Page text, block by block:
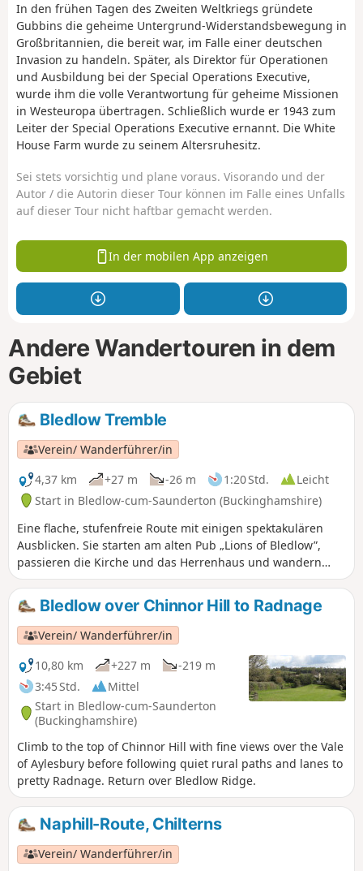
In den frühen Tagen des Zweiten Weltkriegs gründete
Gubbins die geheime Untergrund-Widerstandsbewegung in
Großbritannien, die bereit war, im Falle einer deutschen
Invasion zu handeln. Später, als Direktor für Operationen
und Ausbildung bei der Special Operations Executive,
wurde ihm die volle Verantwortung für geheime Missionen
in Westeuropa übertragen. Schließlich wurde er 1943 zum
Leiter der Special Operations Executive ernannt. Die White
House Farm wurde zu seinem Altersruhesitz.
Sei stets vorsichtig und plane voraus. Visorando und der
Autor / die Autorin dieser Tour können im Falle eines Unfalls
auf dieser Tour nicht haftbar gemacht werden.
In der mobilen App anzeigen
Andere Wandertouren in dem
Gebiet
Bledlow Tremble
Verein/ Wanderführer/in
4,37 km
+27 m -26 m 1:20 Std.
Leicht
Start in Bledlow-cum-Saunderton (Buckinghamshire)
Eine flache, stufenfreie Route mit einigen spektakulären
Ausblicken. Sie starten am alten Pub „Lions of Bledlow”,
passieren die Kirche und das Herrenhaus und wandern
dann auf Landstraßen und Wegen. Auf dem Rückweg nach
Bledlow können Sie den Lyde Garden besuchen.
Bledlow over Chinnor Hill to Radnage
Verein/ Wanderführer/in
10,80 km
+227 m
-219 m
3:45 Std.
Mittel
Start in Bledlow-cum-Saunderton
(Buckinghamshire)
Climb to the top of Chinnor Hill with fine views over the Vale
of Aylesbury before following quiet rural paths and lanes to
pretty Radnage. Return over Bledlow Ridge.
Naphill-Route, Chilterns
Verein/ Wanderführer/in